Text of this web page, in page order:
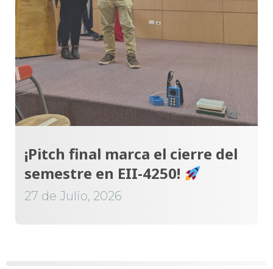
¡Pitch final marca el cierre del
semestre en EII-4250!
27 de Julio, 2026